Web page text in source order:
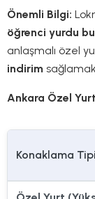
Önemli Bilgi:
öğrenci yurdu
anlaşmalı özel
indirim
Ankara Özel
Konaklama Tipi